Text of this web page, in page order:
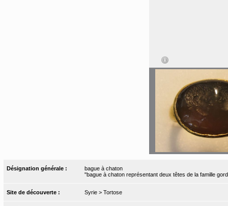
Désignation générale :
bague à chaton
"bague à chaton représentant deux têtes de la famille
Site de découverte : Syrie > Tortose